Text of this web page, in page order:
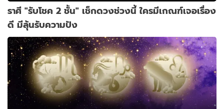
ราศี "รับโชค 2 ชั้น" เช็กดวงช่วงนี้ ใครมีเกณฑ์เจอเรื่อง
ดี มีลุ้นรับความปัง